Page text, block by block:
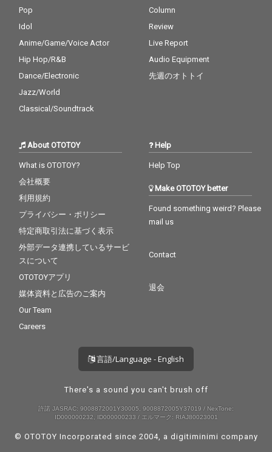
Pop
Idol
Anime/Game/Voice Actor
Hip Hop/R&B
Dance/Electronic
Jazz/World
Classical/Soundtrack
Column
Review
Live Report
Audio Equipment
先週のオトトイ
About OTOTOY
What is OTOTOY?
会社概要
利用規約
プライバシー・ポリシー
特定商取引法に基づく表示
外部データ連携しているサービ
スについて
OTOTOYアプリ
媒体資料と広告のご案内
Our Team
Careers
Help
Help Top
Make OTOTOY better
Found something weird? Please
mail us
Contact
退会
言語/Language - English
There's a sound you can't brush off
許諾 JASRAC: 9008872001Y30005, 9008872005Y37019 / NexTone:
ID000000232, ID000000233 / エルマーク: RIAJ80023001
© OTOTOY Incorporated since 2004, a digitiminimi company